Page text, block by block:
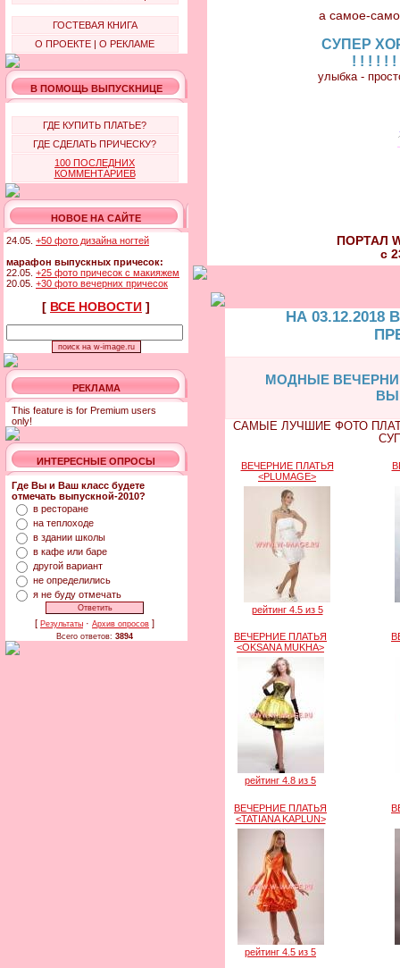
ГОСТЕВАЯ КНИГА
О ПРОЕКТЕ | О РЕКЛАМЕ
В ПОМОЩЬ ВЫПУСКНИЦЕ
ГДЕ КУПИТЬ ПЛАТЬЕ?
ГДЕ СДЕЛАТЬ ПРИЧЕСКУ?
100 ПОСЛЕДНИХ
КОММЕНТАРИЕВ
НОВОЕ НА САЙТЕ
24.05. +50 фото дизайна ногтей
марафон выпускных причесок:
22.05. +25 фото причесок с макияжем
20.05. +30 фото вечерних причесок
[ ВСЕ НОВОСТИ ]
РЕКЛАМА
This feature is for Premium users
only!
ИНТЕРЕСНЫЕ ОПРОСЫ
Где Вы и Ваш класс будете
отмечать выпускной-2010?
в ресторане
на теплоходе
в здании школы
в кафе или баре
другой вариант
не определились
я не буду отмечать
[ Результаты · Архив опросов ]
Всего ответов: 3894
а самое-
СУПЕР
! ! ! ! !
улыбка -
ПОРТАЛ
с
НА 03.12.2018
МОДНЫЕ
САМЫЕ ЛУЧШИЕ ФОТО
ВЕЧЕРНИЕ ПЛАТЬЯ
<PLUMAGE>
рейтинг 4.5 из 5
ВЕЧЕРНИЕ ПЛАТЬЯ
<OKSANA MUKHA>
рейтинг 4.8 из 5
ВЕЧЕРНИЕ ПЛАТЬЯ
<TATIANA KAPLUN>
рейтинг 4.5 из 5